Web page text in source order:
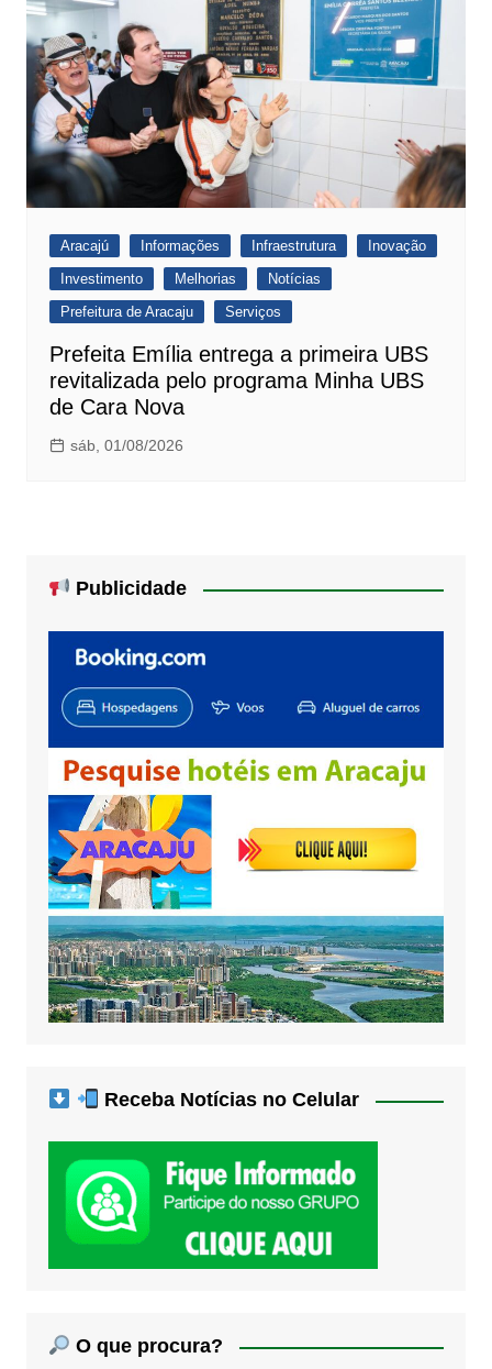
Aracajú Informações Infraestrutura
Inovação
Investimento
Melhorias
Notícias
Prefeitura de Aracaju
Serviços
Prefeita Emília entrega a primeira UBS
revitalizada pelo programa Minha UBS
de Cara Nova
sáb, 01/08/2026
Publicidade
Receba Notícias no Celular
O que procura?